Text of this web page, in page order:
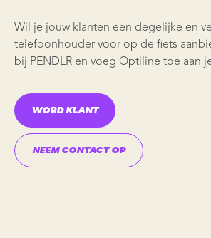
Wil je jouw klanten een degelijke en
telefoonhouder voor op de fiets
bij PENDLR en voeg Optiline toe aan
WORD KLANT
NEEM CONTACT OP